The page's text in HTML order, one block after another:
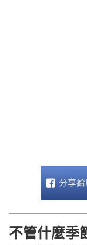
不管什麼季